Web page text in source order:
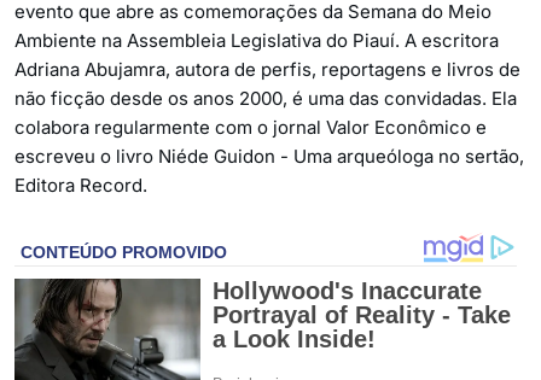
evento que abre as comemorações da Semana do Meio
Ambiente na Assembleia Legislativa do Piauí. A escritora
Adriana Abujamra, autora de perfis, reportagens e livros de
não ficção desde os anos 2000, é uma das convidadas. Ela
colabora regularmente com o jornal Valor Econômico e
escreveu o livro Niéde Guidon - Uma arqueóloga no sertão,
Editora Record.